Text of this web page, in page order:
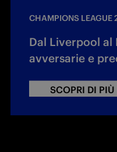
CHAMPIONS
Dal Liverpool al
avversarie e
SCOPRI DI PIÙ